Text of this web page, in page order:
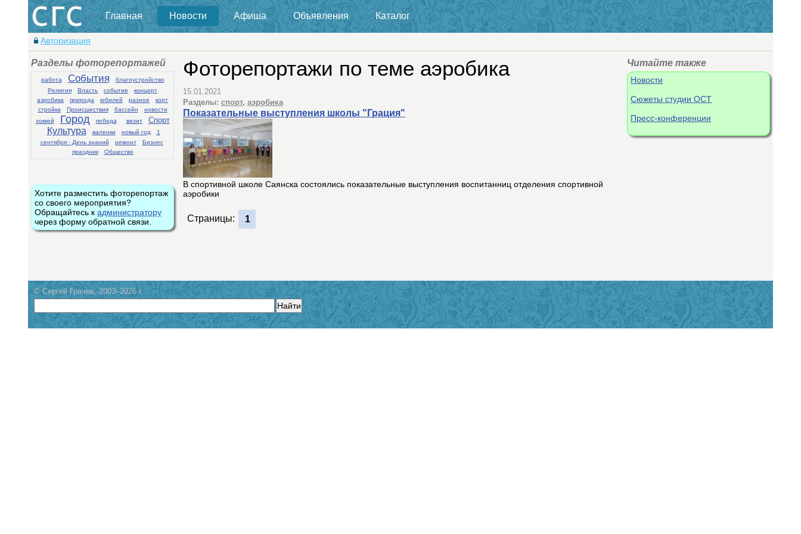
Главная Новости Афиша Объявления Каталог
Авторизация
Разделы фоторепортажей
работа События
благоустройство
Религия
Власть событие
концерт
аэробика
природа юбилей разное
корт
стройка
Происшествия бассейн
новости
хоккей
Город победа визит Спорт
Культура валенки новый год
1
сентября - День знаний
ремонт
Бизнес
праздник
Общество
Хотите разместить фоторепортаж
со своего мероприятия?
Обращайтесь к администратору
через форму обратной связи.
Читайте также
Новости
Сюжеты студии ОСТ
Пресс-конференции
Фоторепортажи по теме аэробика
15.01.2021
Разделы: спорт, аэробика
Показательные выступления школы "Грация"
В спортивной школе Саянска состоялись показательные выступления воспитанниц отделения спортивной
аэробики
Страницы: 1
© Сергей Грачев, 2003–2026 г.
Найти